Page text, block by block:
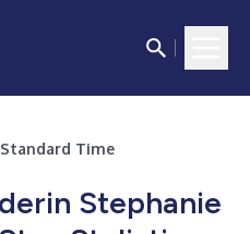
Standard Time
Stephanie